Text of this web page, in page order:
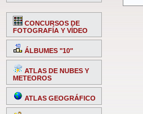
CONCURSOS DE
FOTOGRAFÍA Y VÍDEO
ÁLBUMES "10"
ATLAS DE NUBES Y
METEOROS
ATLAS GEOGRÁFICO